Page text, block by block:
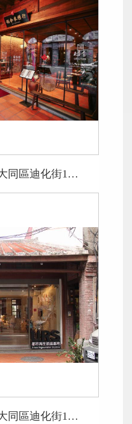
歷史建築「臺北市大同區迪化街1段329號店屋」
歷史建築「臺北市大同區迪化街1段155號」